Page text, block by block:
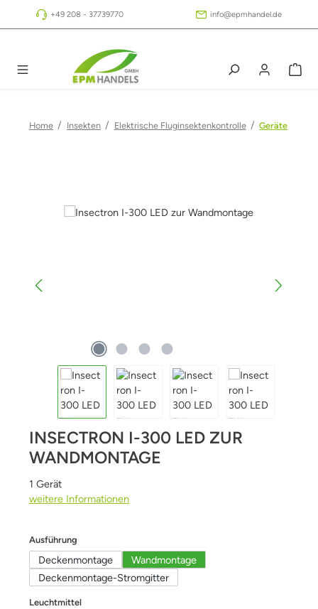
Zum Hauptinhalt springen
+49 208 - 37739770 info@epmhandel.de
Home / Insekten / Elektrische Fluginsektenkontrolle / Geräte
Bildergalerie überspringen
INSECTRON I-300 LED ZUR
WANDMONTAGE
1 Gerät
weitere Informationen
Ausführung
Deckenmontage
Wandmontage
Deckenmontage-Stromgitter
Leuchtmittelauswählen